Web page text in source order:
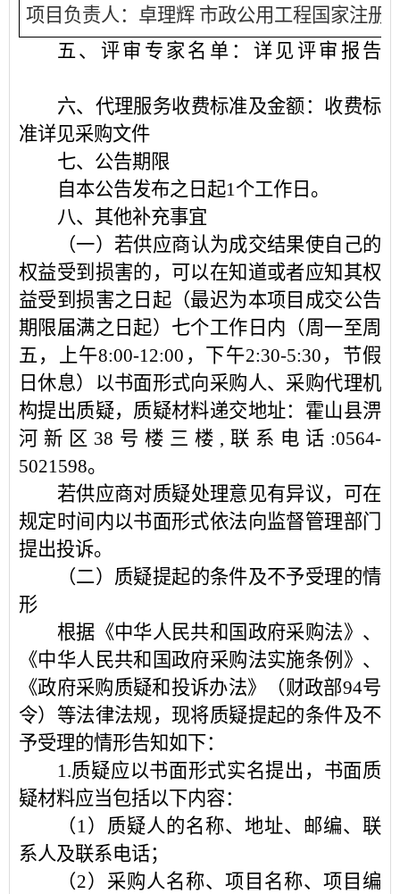
项目负责人：卓理辉 市政公用工程国家注册
五、评审专家名单：详见评审报告
六、代理服务收费标准及金额：收费标
准详见采购文件
七、公告期限
自本公告发布之日起1个工作日。
八、其他补充事宜
（一）若供应商认为成交结果使自己的
权益受到损害的，可以在知道或者应知其权
益受到损害之日起（最迟为本项目成交公告
期限届满之日起）七个工作日内（周一至周
五，上午8:00-12:00，下午2:30-5:30，节假
日休息）以书面形式向采购人、采购代理机
构提出质疑，质疑材料递交地址：霍山县淠
河新区38号楼三楼,联系电话:0564-
5021598。
若供应商对质疑处理意见有异议，可在
规定时间内以书面形式依法向监督管理部门
提出投诉。
（二）质疑提起的条件及不予受理的情
形
根据《中华人民共和国政府采购法》、
《中华人民共和国政府采购法实施条例》、
《政府采购质疑和投诉办法》（财政部94号
令）等法律法规，现将质疑提起的条件及不
予受理的情形告知如下：
1.质疑应以书面形式实名提出，书面质
疑材料应当包括以下内容：
（ 1）质疑人的名称、地址、邮编、联
系人及联系电话；
（2）采购人名称、项目名称、项目编